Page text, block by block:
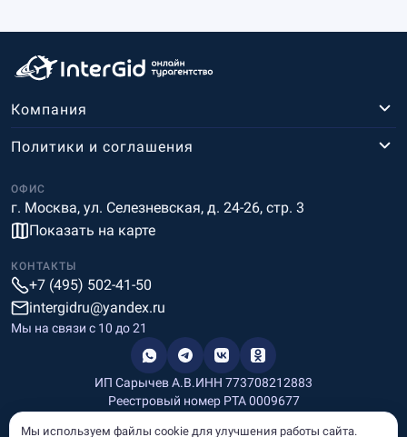
Компания
ОФИС
г. Москва, ул. Селезневская, д. 24-26, стр. 3
Показать на карте
Политики и соглашения
КОНТАКТЫ
+7 (495) 502-41-50
intergidru@yandex.ru
Мы на связи c 10 до 21
ИП Сарычев А.В.ИНН 773708212883
Реестровый номер РТА 0009677
Мы используем файлы cookie для улучшения работы сайта.